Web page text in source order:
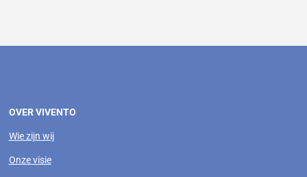
OVER VIVENTO
Wie zijn wij
Onze visie